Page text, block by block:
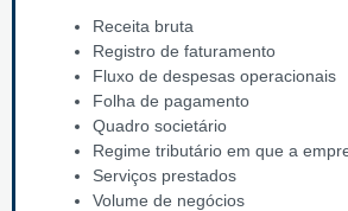
Receita bruta
Registro de faturamento
Fluxo de despesas operacionais
Folha de pagamento
Quadro societário
Regime tributário em que a
Serviços prestados
Volume de negócios